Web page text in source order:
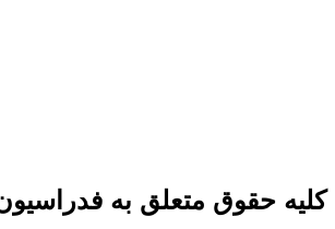
کلیه حقوق متعلق به